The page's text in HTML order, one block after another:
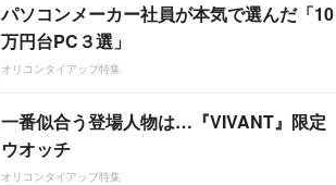
パソコンメーカー社員が本気で選んだ「10
万円台PC３選」
オリコンタイアップ特集
一番似合う登場人物は…『VIVANT』限定
ウオッチ
オリコンタイアップ特集